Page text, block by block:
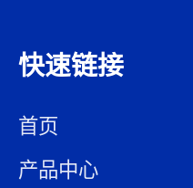
快速链接
首页
产品中心